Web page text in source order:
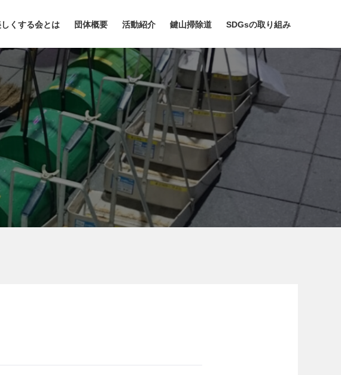
くする会とは
主な活動内容 なぜトイレ掃除なのか 代表者メッセージ
団体概要
団体概要 会のあゆみ 団体一覧 予算と実績
活動紹介
お掃除通信 企業見学会 5.30運動 教師のための便教会
鍵山掃除道
活動 鍵山秀三郎の書籍 関連動画 30周年「掃除道」記念誌
SDGsの取り組み
SDGsの取り組み リーフレットのダウンロード